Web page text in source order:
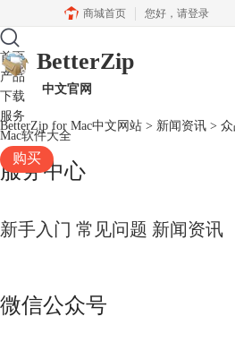
商城首页 您好， 请登录
BetterZip
中文官网
首页
产品
下载
服务
Mac软件大全
购买
BetterZip for Mac中文网站 > 新闻资讯 >
服务中心
新手入门 常见问题 新闻资讯
微信公众号